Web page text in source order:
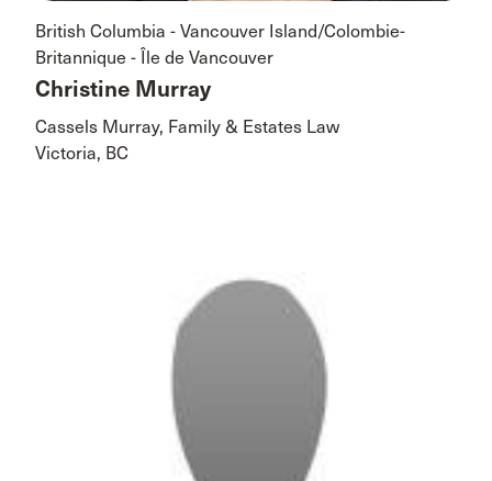
British Columbia - Vancouver Island/Colombie-
Britannique - Île de Vancouver
Christine Murray
Cassels Murray, Family & Estates Law
Victoria, BC